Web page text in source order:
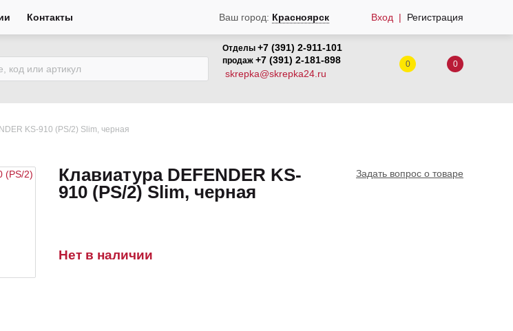
Контакты Ваш город: Красноярск Вход Регистрация
Отделы +7 (391) 2-911-101
продаж +7 (391) 2-181-898
skrepka@skrepka24.ru
0 0
KS-910 (PS/2) Slim, черная
Клавиатура DEFENDER KS-
910 (PS/2) Slim, черная
Задать вопрос о товаре
Нет в наличии